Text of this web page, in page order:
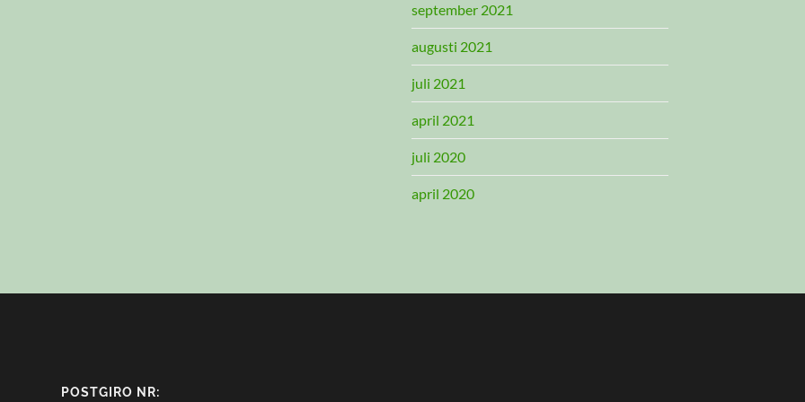
september 2021
augusti 2021
juli 2021
april 2021
juli 2020
april 2020
POSTGIRO NR: